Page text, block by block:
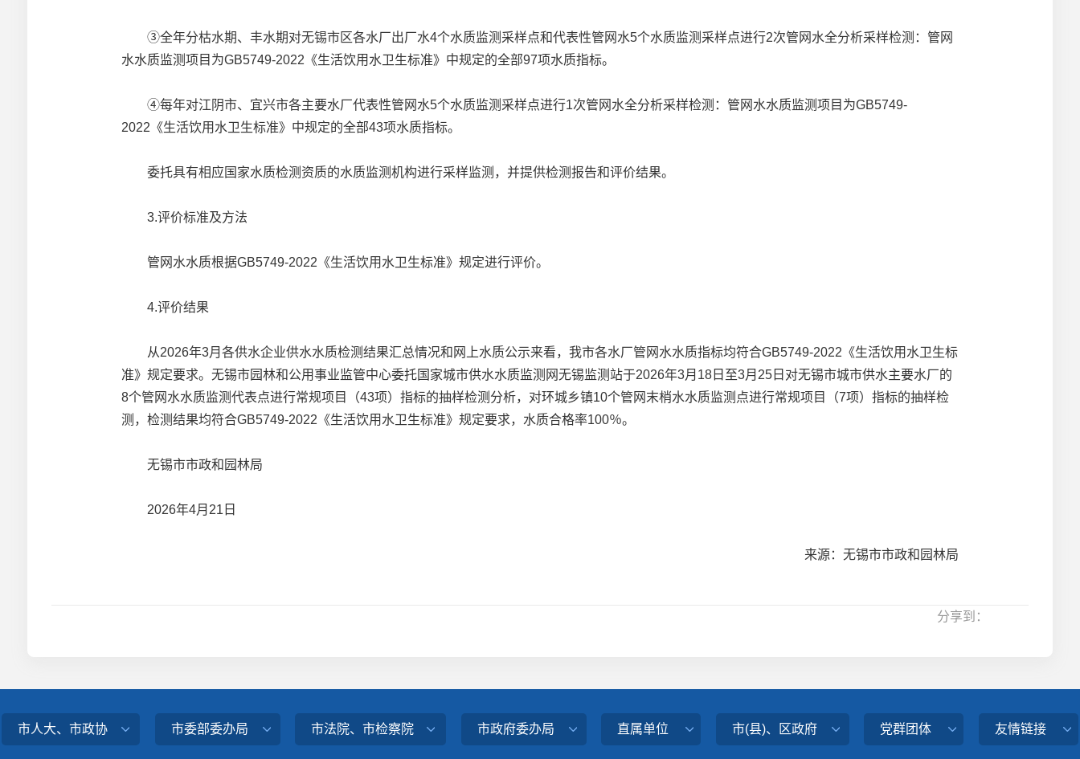
③全年分枯水期、丰水期对无锡市区各水厂出厂水4个水质监测采样点和代表性管网水5个水质监测采样点进行2次管网水全分析采样检测：管网
水水质监测项目为GB5749-2022《生活饮用水卫生标准》中规定的全部97项水质指标。
④每年对江阴市、宜兴市各主要水厂代表性管网水5个水质监测采样点进行1次管网水全分析采样检测：管网水水质监测项目为GB5749-
2022《生活饮用水卫生标准》中规定的全部43项水质指标。
委托具有相应国家水质检测资质的水质监测机构进行采样监测，并提供检测报告和评价结果。
3.评价标准及方法
管网水水质根据GB5749-2022《生活饮用水卫生标准》规定进行评价。
4.评价结果
从2026年3月各供水企业供水水质检测结果汇总情况和网上水质公示来看，我市各水厂管网水水质指标均符合GB5749-2022《生活饮用水卫生标
准》规定要求。无锡市园林和公用事业监管中心委托国家城市供水水质监测网无锡监测站于2026年3月18日至3月25日对无锡市城市供水主要水厂的
8个管网水水质监测代表点进行常规项目（43项）指标的抽样检测分析，对环城乡镇10个管网末梢水水质监测点进行常规项目（7项）指标的抽样检
测，检测结果均符合GB5749-2022《生活饮用水卫生标准》规定要求，水质合格率100％。
无锡市市政和园林局
2026年4月21日
来源：无锡市市政和园林局
分享到：
市人大、市政协 市委部委办局 市法院、市检察院 市政府委办局 直属单位 市(县)、区政府 党群团体 友情链接